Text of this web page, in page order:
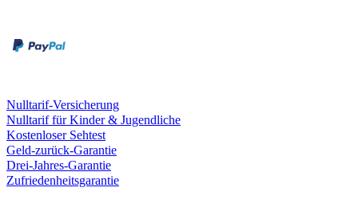
Nulltarif-Versicherung
Nulltarif für Kinder & Jugendliche
Kostenloser Sehtest
Geld-zurück-Garantie
Drei-Jahres-Garantie
Zufriedenheitsgarantie